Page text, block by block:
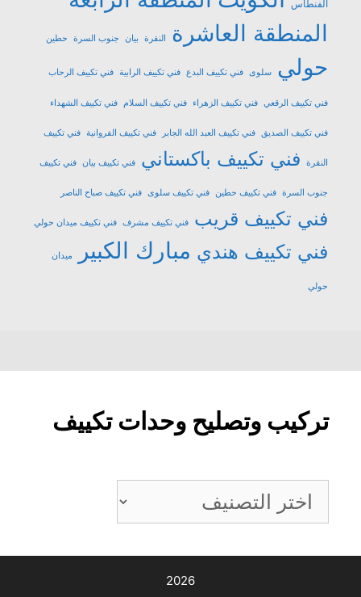
الفنطاس
المنطقة العاشرة
النقرة بيان جنوب السرة حطين
حولي سلوى فني تكييف البدع فني تكييف الرابية فني تكييف الرحاب
فني تكييف الرقعي فني تكييف الزهراء فني تكييف السلام فني تكييف الشهداء
فني تكييف الصديق فني تكييف العبد الله الجابر فني تكييف الفروانية فني تكييف
النقرة فني تكييف باكستاني فني تكييف بيان فني تكييف
جنوب السرة فني تكييف حطين فني تكييف سلوى فني تكييف صباح الناصر
فني تكييف قريب فني تكييف مشرف فني تكييف ميدان حولي
فني تكييف هندي مبارك الكبير ميدان
حولي
تركيب وتصليح وحدات تكييف
تركيب
وتصليح
وحدات
2026